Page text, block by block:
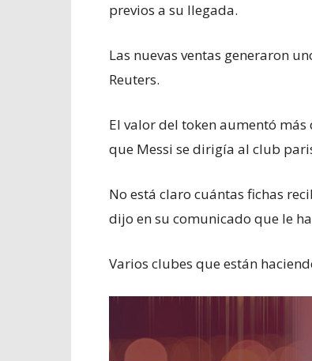
previos a su llegada.
Las nuevas ventas generaron
Reuters.
El valor del token aumentó
que Messi se dirigía al club
No está claro cuántas fichas
dijo en su comunicado que le
Varios clubes que están